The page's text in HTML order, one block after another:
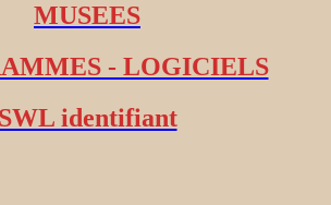
MUSEES
- LOGICIELS
SWL identifiant